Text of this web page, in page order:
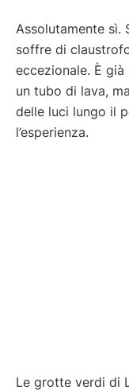
Assolutamente sì.
soffre di
eccezionale. È
un tubo di lava,
delle luci lungo il
l’esperienza.
Le grotte verdi di